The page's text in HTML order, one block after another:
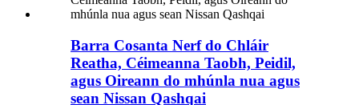
Barra Cosanta Nerf do Chláir
Reatha, Céimeanna Taobh, Peidil,
agus Oireann do mhúnla nua agus
sean Nissan Qashqai